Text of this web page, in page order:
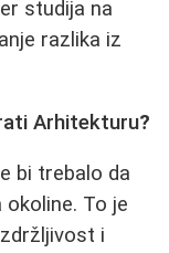
studija na
razlika iz
Arhitekturu?
bi trebalo da
To je
i